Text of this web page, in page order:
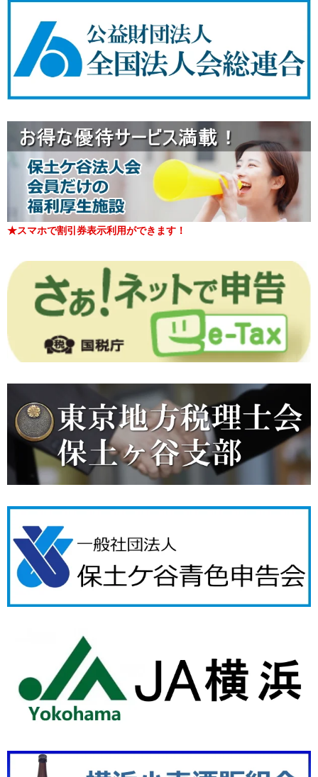
★スマホで割引券表示利用ができます！